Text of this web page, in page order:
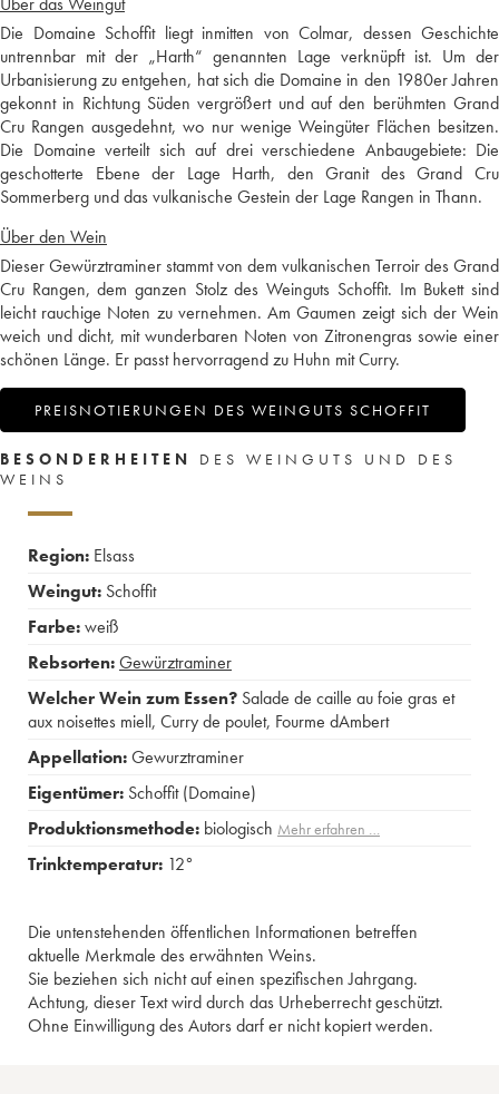
Die Domaine Schoffit liegt inmitten von Colmar, dessen Geschichte
untrennbar mit der „Harth“ genannten Lage verknüpft ist. Um der
Urbanisierung zu entgehen, hat sich die Domaine in den 1980er Jahren
gekonnt in Richtung Süden vergrößert und auf den berühmten Grand
Cru Rangen ausgedehnt, wo nur wenige Weingüter Flächen besitzen.
Die Domaine verteilt sich auf drei verschiedene Anbaugebiete: Die
geschotterte Ebene der Lage Harth, den Granit des Grand Cru
Sommerberg und das vulkanische Gestein der Lage Rangen in Thann.
Über den Wein
Dieser Gewürztraminer stammt von dem vulkanischen Terroir des Grand
Cru Rangen, dem ganzen Stolz des Weinguts Schoffit. Im Bukett sind
leicht rauchige Noten zu vernehmen. Am Gaumen zeigt sich der Wein
weich und dicht, mit wunderbaren Noten von Zitronengras sowie einer
schönen Länge. Er passt hervorragend zu Huhn mit Curry.
PREISNOTIERUNGEN DES WEINGUTS SCHOFFIT
BESONDERHEITEN
DES WEINGUTS UND DES
WEINS
Region: Elsass
Weingut: Schoffit
Farbe:weiß
Rebsorten:Gewürztraminer
Welcher Wein zum Essen? Salade de caille au foie gras et
aux noisettes miell, Curry de poulet, Fourme dAmbert
Appellation:Gewurztraminer
Eigentümer: Schoffit (Domaine)
Produktionsmethode: biologisch Mehr erfahren …
Trinktemperatur: 12°
Die untenstehenden öffentlichen Informationen betreffen
aktuelle Merkmale des erwähnten Weins.
Sie beziehen sich nicht auf einen spezifischen Jahrgang.
Achtung, dieser Text wird durch das Urheberrecht geschützt.
Ohne Einwilligung des Autors darf er nicht kopiert werden.